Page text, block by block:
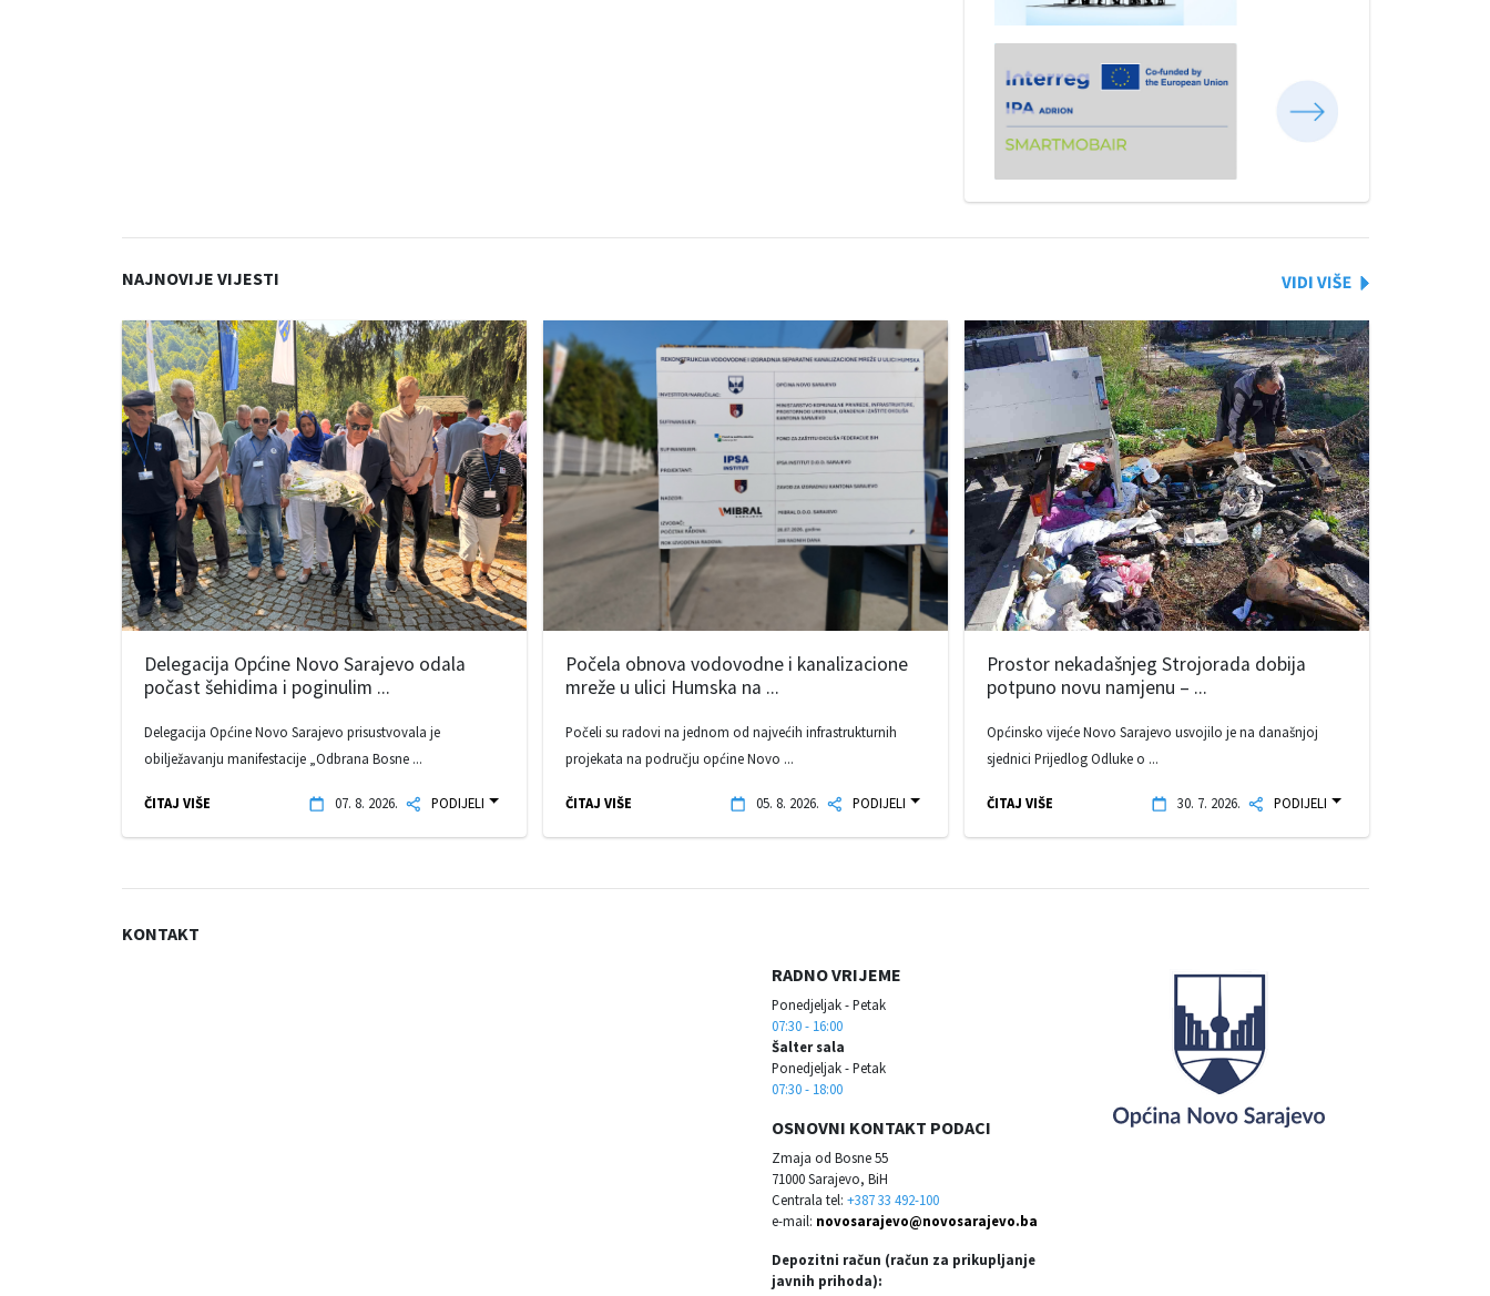
NAJNOVIJE VIJESTI
Delegacija Općine Novo Sarajevo odala
počast šehidima i poginulim ...
Delegacija Općine Novo Sarajevo prisustvovala je
obilježavanju manifestacije „Odbrana Bosne ...
ČITAJ VIŠE 07. 8. 2026. PODIJELI
Počela obnova vodovodne i kanalizacione
mreže u ulici Humska na ...
Počeli su radovi na jednom od najvećih infrastrukturnih
projekata na području općine Novo ...
ČITAJ VIŠE 05. 8. 2026. PODIJELI
Prostor nekadašnjeg Strojorada dobija
potpuno novu namjenu – ...
Općinsko vijeće Novo Sarajevo usvojilo je na današnjoj
sjednici Prijedlog Odluke o ...
ČITAJ VIŠE 30. 7. 2026. PODIJELI
KONTAKT
RADNO VRIJEME
Ponedjeljak - Petak
07:30 - 16:00
Šalter sala
Ponedjeljak - Petak
07:30 - 18:00
OSNOVNI KONTAKT PODACI
Zmaja od Bosne 55
71000 Sarajevo, BiH
Centrala tel: +387 33 492-100
e-mail: novosarajevo@novosarajevo.ba
Depozitni račun (račun za prikupljanje
javnih prihoda):